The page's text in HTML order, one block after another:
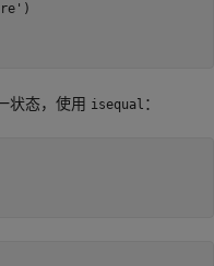
)
状态，使用 isequal ：